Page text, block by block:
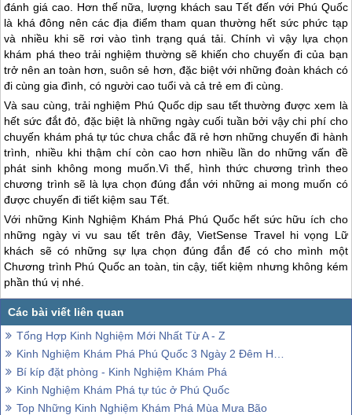
đánh giá cao. Hơn thế nữa, lượng khách sau Tết đến với Phú Quốc
là khá đông nên các địa điểm tham quan thường hết sức phức tạp
và nhiều khi sẽ rơi vào tình trạng quá tải. Chính vì vậy lựa chọn
khám phá theo trải nghiệm thường sẽ khiến cho chuyến đi của bạn
trở nên an toàn hơn, suôn sẻ hơn, đặc biệt với những đoàn khách có
đi cùng gia đình, có người cao tuổi và cả trẻ em đi cùng.
Và sau cùng, trải nghiệm Phú Quốcdịp sau tết thường được xem là
hết sức đắt đỏ, đặc biệt là những ngày cuối tuần bởi vậy chi phí cho
chuyến khám phá tự túc chưa chắc đã rẻ hơn những chuyến đi hành
trình, nhiều khi thậm chí còn cao hơn nhiều lần do những vấn đề
phát sinh không mong muốn.Vì thế, hình thức chương trình theo
chương trình sẽ là lựa chọn đúng đắn với những ai mong muốn có
được chuyến đi tiết kiệm sau Tết.
Với những Kinh Nghiệm Khám Phá Phú Quốchết sức hữu ích cho
những ngày vi vu sau tết trên đây, VietSense Travel hi vọng Lữ
khách sẽ có những sự lựa chọn đúng đắn để có cho mình một
Chương trình Phú Quốcan toàn, tin cậy, tiết kiệm nhưng không kém
phần thú vị nhé.
Tổng Hợp Kinh Nghiệm Mới Nhất Từ A - Z
Kinh Nghiệm Khám Phá Phú Quốc 3 Ngày 2 Đêm Hot Nhất
Bí kíp đặt phòng - Kinh Nghiệm Khám Phá
Kinh Nghiệm Khám Phá tự túc ở Phú Quốc
Top Những Kinh Nghiệm Khám Phá Mùa Mưa Bão